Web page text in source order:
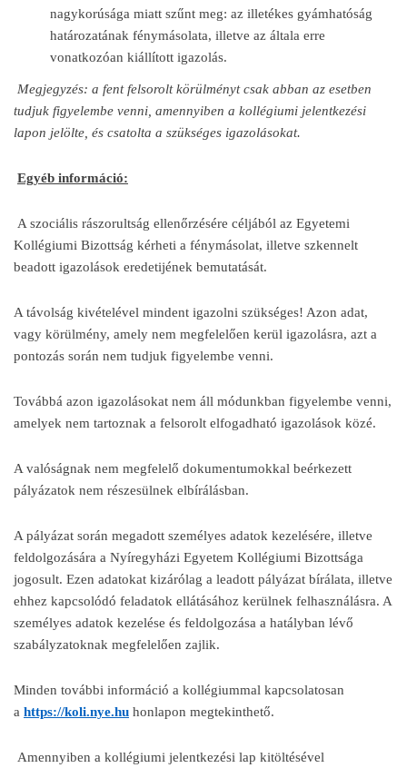
nagykorúsága miatt szűnt meg: az illetékes gyámhatóság
határozatának fénymásolata, illetve az általa erre
vonatkozóan kiállított igazolás.
Megjegyzés: a fent felsorolt körülményt csak abban az esetben
tudjuk figyelembe venni, amennyiben a kollégiumi jelentkezési
lapon jelölte, és csatolta a szükséges igazolásokat.
Egyéb információ:
A szociális rászorultság ellenőrzésére céljából az Egyetemi
Kollégiumi Bizottság kérheti a fénymásolat, illetve szkennelt
beadott igazolások eredetijének bemutatását.
A távolság kivételével mindent igazolni szükséges! Azon adat,
vagy körülmény, amely nem megfelelően kerül igazolásra, azt a
pontozás során nem tudjuk figyelembe venni.
Továbbá azon igazolásokat nem áll módunkban figyelembe venni,
amelyek nem tartoznak a felsorolt elfogadható igazolások közé.
A valóságnak nem megfelelő dokumentumokkal beérkezett
pályázatok nem részesülnek elbírálásban.
A pályázat során megadott személyes adatok kezelésére, illetve
feldolgozására a Nyíregyházi Egyetem Kollégiumi Bizottsága
jogosult. Ezen adatokat kizárólag a leadott pályázat bírálata, illetve
ehhez kapcsolódó feladatok ellátásához kerülnek felhasználásra. A
személyes adatok kezelése és feldolgozása a hatályban lévő
szabályzatoknak megfelelően zajlik.
Minden további információ a kollégiummal kapcsolatosan
a https://koli.nye.hu honlapon megtekinthető.
Amennyiben a kollégiumi jelentkezési lap kitöltésével